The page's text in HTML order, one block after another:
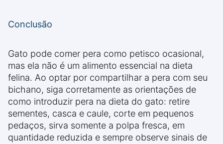
Conclusão
Gato pode comer pera como petisco ocasional,
mas ela não é um alimento essencial na dieta
felina. Ao optar por compartilhar a pera com seu
bichano, siga corretamente as orientações de
como introduzir pera na dieta do gato: retire
sementes, casca e caule, corte em pequenos
pedaços, sirva somente a polpa fresca, em
quantidade reduzida e sempre observe sinais de